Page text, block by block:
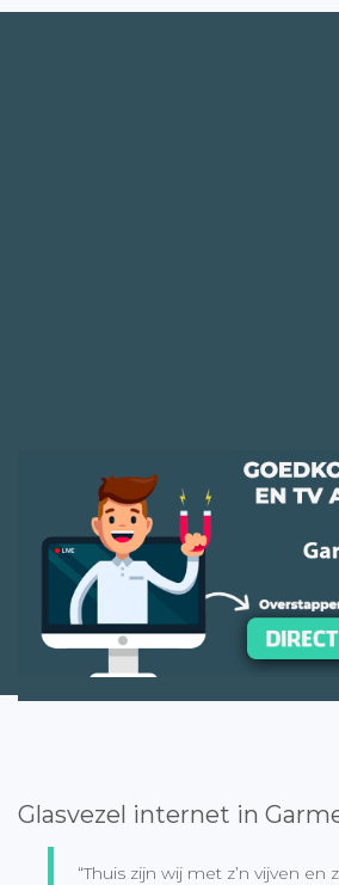
Glasvezel internet in
“Thuis zijn wij met z’n vijven en